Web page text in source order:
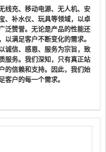
线充、移动电源、无人机、安
、补水仪、玩具等领域，以卓
泛赞誉。无论是产品的性能还
满足客户不断变化的需求。
诚信、感恩、服务为宗旨，致
服务。我们深知，只有真正站
的信赖和支持。因此，我们始
户的每一个需求。